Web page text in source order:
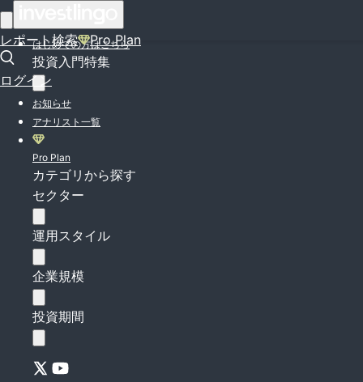
レポート検索 Pro Plan
ログイン
はじめての方はこちら
投資入門特集
お知らせ
アナリスト一覧
Pro Plan
カテゴリから探す
セクター
運用スタイル
企業規模
投資期間